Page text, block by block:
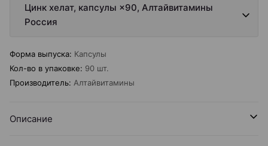
Цинк хелат, капсулы ×90, Алтайвитамины
Россия
Форма выпуска: Капсулы
Кол-во в упаковке: 90 шт.
Производитель: Алтайвитамины
Описание